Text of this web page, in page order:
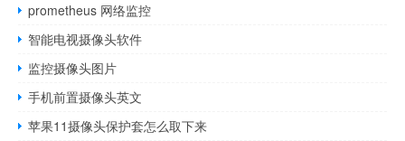
prometheus 网络监控
智能电视摄像头软件
监控摄像头图片
手机前置摄像头英文
苹果11摄像头保护套怎么取下来